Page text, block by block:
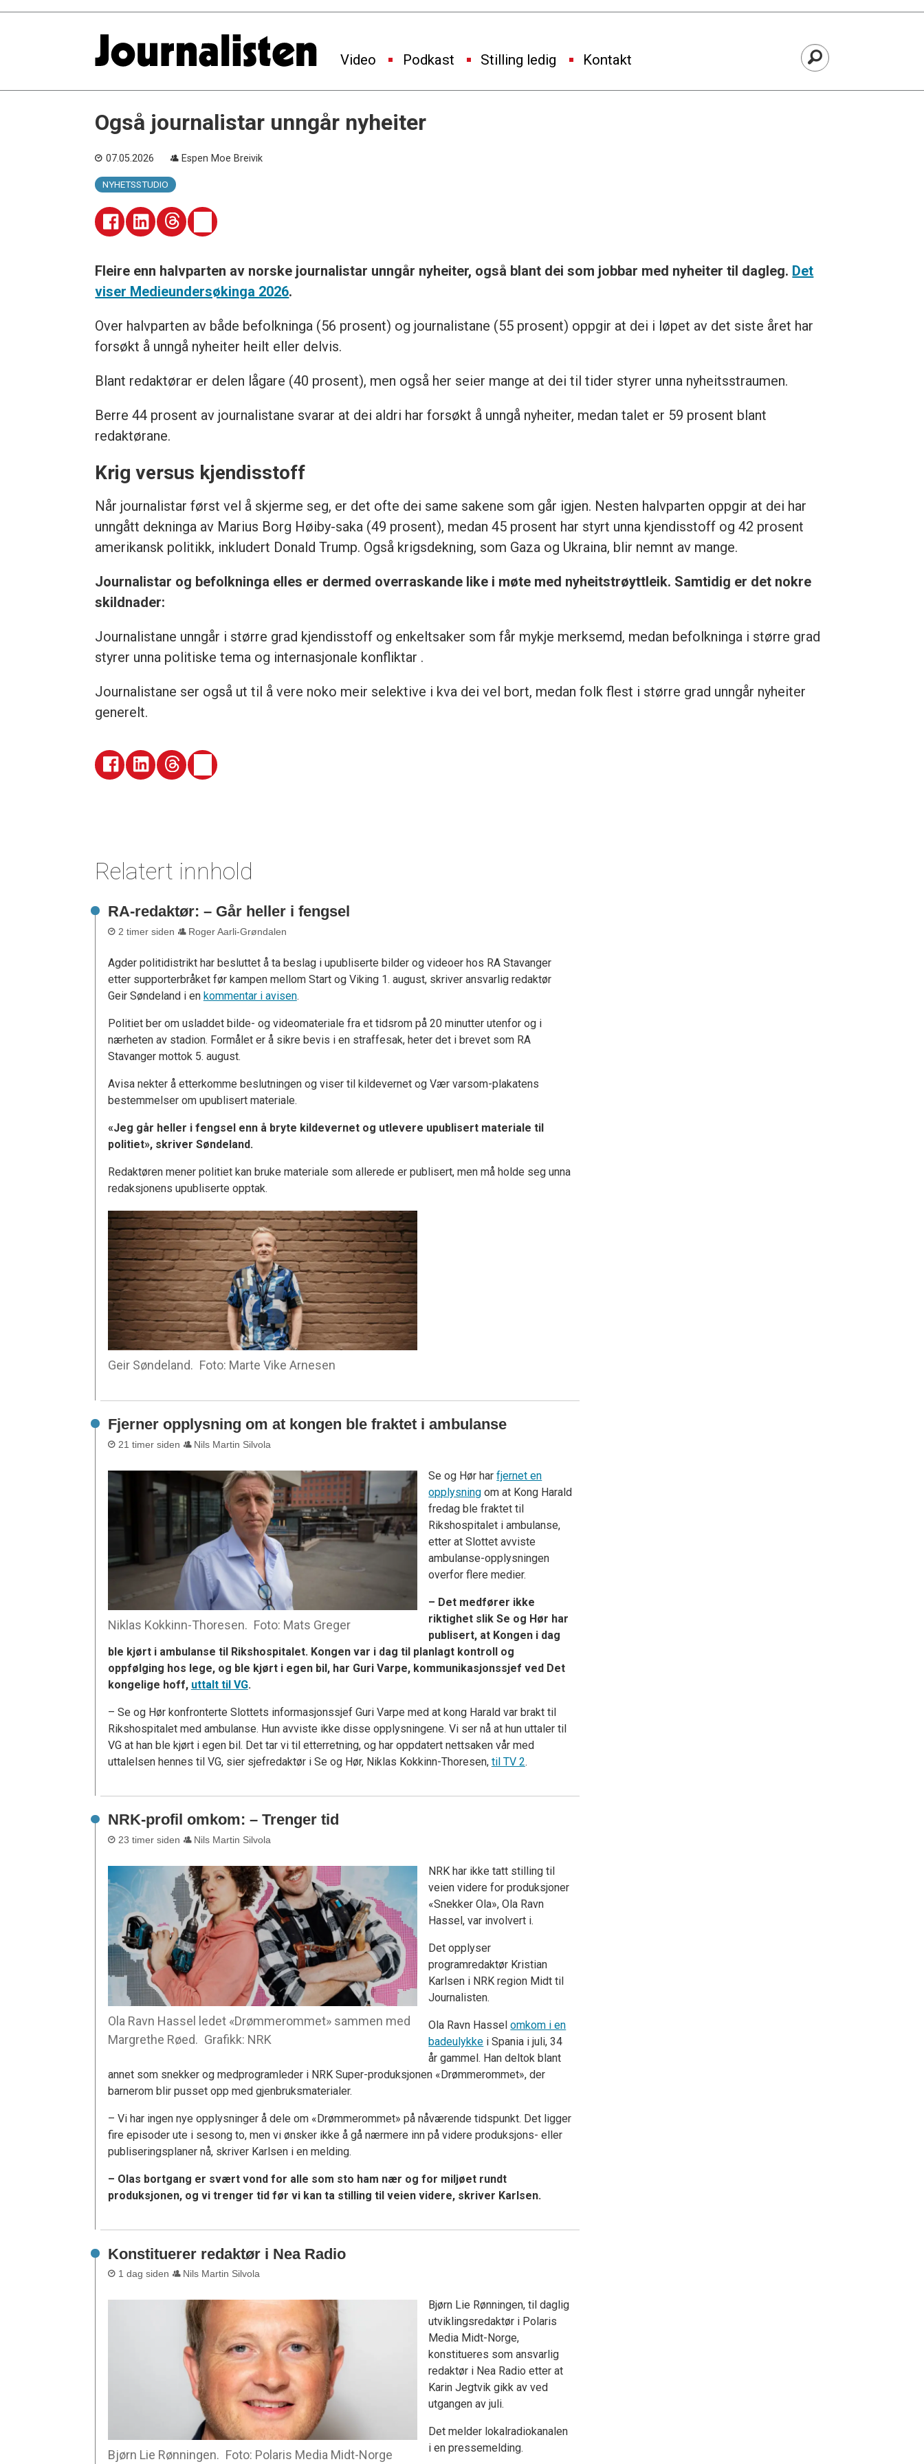
Video Podkast Stilling ledig Kontakt
Også journalistar unngår nyheiter
07.05.2026 Espen Moe Breivik
NYHETSSTUDIO
Fleire enn halvparten av norske journalistar unngår nyheiter, også blant dei som jobbar med nyheiter til dagleg. Det
viser Medieundersøkinga 2026.
Over halvparten av både befolkninga (56 prosent) og journalistane (55 prosent) oppgir at dei i løpet av det siste året har
forsøkt å unngå nyheiter heilt eller delvis.
Blant redaktørar er delen lågare (40 prosent), men også her seier mange at dei til tider styrer unna nyheitsstraumen.
Berre 44 prosent av journalistane svarar at dei aldri har forsøkt å unngå nyheiter, medan talet er 59 prosent blant
redaktørane.
Krig versus kjendisstoff
Når journalistar først vel å skjerme seg, er det ofte dei same sakene som går igjen. Nesten halvparten oppgir at dei har
unngått dekninga av Marius Borg Høiby-saka (49 prosent), medan 45 prosent har styrt unna kjendisstoff og 42 prosent
amerikansk politikk, inkludert Donald Trump. Også krigsdekning, som Gaza og Ukraina, blir nemnt av mange.
Journalistar og befolkninga elles er dermed overraskande like i møte med nyheitstrøyttleik. Samtidig er det nokre
skildnader:
Journalistane unngår i større grad kjendisstoff og enkeltsaker som får mykje merksemd, medan befolkninga i større grad
styrer unna politiske tema og internasjonale konfliktar .
Journalistane ser også ut til å vere noko meir selektive i kva dei vel bort, medan folk flest i større grad unngår nyheiter
generelt.
Relatert innhold
RA-redaktør: – Går heller i fengsel
2 timer siden Roger Aarli-Grøndalen
Agder politidistrikt har besluttet å ta beslag i upubliserte bilder og videoer hos RA Stavanger
etter supporterbråket før kampen mellom Start og Viking 1. august, skriver ansvarlig redaktør
Geir Søndeland i en kommentar i avisen.
Politiet ber om usladdet bilde- og videomateriale fra et tidsrom på 20 minutter utenfor og i
nærheten av stadion. Formålet er å sikre bevis i en straffesak, heter det i brevet som RA
Stavanger mottok 5. august.
Avisa nekter å etterkomme beslutningen og viser til kildevernet og Vær varsom-plakatens
bestemmelser om upublisert materiale.
«Jeg går heller i fengsel enn å bryte kildevernet og utlevere upublisert materiale til
politiet», skriver Søndeland.
Redaktøren mener politiet kan bruke materiale som allerede er publisert, men må holde seg unna
redaksjonens upubliserte opptak.
Geir Søndeland. Foto: Marte Vike Arnesen
Fjerner opplysning om at kongen ble fraktet i ambulanse
21 timer siden Nils Martin Silvola
Niklas Kokkinn-Thoresen. Foto: Mats Greger
Se og Hør harfjernet en
opplysning om at Kong Harald
fredag ble fraktet til
Rikshospitalet i ambulanse,
etter at Slottet avviste
ambulanse-opplysningen
overfor flere medier.
– Det medfører ikke
riktighet slik Se og Hør har
publisert, at Kongen i dag
ble kjørt i ambulanse til Rikshospitalet. Kongen var i dag til planlagt kontroll og
oppfølging hos lege, og ble kjørt i egen bil, har Guri Varpe, kommunikasjonssjef ved Det
kongelige hoff, uttalt til VG.
– Se og Hør konfronterte Slottets informasjonssjef Guri Varpe med at kong Harald var brakt til
Rikshospitalet med ambulanse. Hun avviste ikke disse opplysningene. Vi ser nå at hun uttaler til
VG at han ble kjørt i egen bil. Det tar vi til etterretning, og har oppdatert nettsaken vår med
uttalelsen hennes til VG, sier sjefredaktør i Se og Hør, Niklas Kokkinn-Thoresen, til TV 2.
NRK-profil omkom: – Trenger tid
23 timer siden Nils Martin Silvola
Ola Ravn Hassel ledet «Drømmerommet» sammen med
Margrethe Røed. Grafikk: NRK
NRK har ikke tatt stilling til
veien videre for produksjoner
«Snekker Ola», Ola Ravn
Hassel, var involvert i.
Det opplyser
programredaktør Kristian
Karlsen i NRK region Midt til
Journalisten.
Ola Ravn Hasselomkom i en
badeulykke i Spania i juli, 34
år gammel. Han deltok blant
annet som snekker og medprogramleder i NRK Super-produksjonen «Drømmerommet», der
barnerom blir pusset opp med gjenbruksmaterialer.
– Vi har ingen nye opplysninger å dele om «Drømmerommet» på nåværende tidspunkt. Det ligger
fire episoder ute i sesong to, men vi ønsker ikke å gå nærmere inn på videre produksjons- eller
publiseringsplaner nå, skriver Karlsen i en melding.
– Olas bortgang er svært vond for alle som sto ham nær og for miljøet rundt
produksjonen, og vi trenger tid før vi kan ta stilling til veien videre, skriver Karlsen.
Konstituerer redaktør i Nea Radio
1 dag siden Nils Martin Silvola
Bjørn Lie Rønningen. Foto: Polaris Media Midt-Norge
Bjørn Lie Rønningen, til daglig
utviklingsredaktør i Polaris
Media Midt-Norge,
konstitueres som ansvarlig
redaktør i Nea Radio etter at
Karin Jegtvik gikk av ved
utgangen av juli.
Det melder lokalradiokanalen
i en pressemelding.